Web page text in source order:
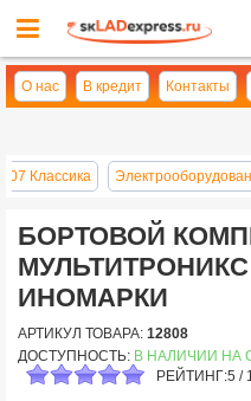
О нас В кредит Контакты
Классика
БОРТОВОЙ
МУЛЬТИТРОНИКС
ИНОМАРКИ
АРТИКУЛ ТОВАРА: 12808
ДОСТУПНОСТЬ: В НАЛИЧИИ НА
РЕЙТИНГ:5 /